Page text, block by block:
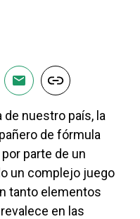
de nuestro país, la
de fórmula
parte de un
un complejo juego
tanto elementos
en las